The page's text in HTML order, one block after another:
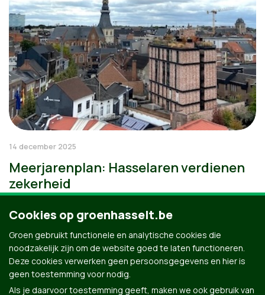
14 december 2025
Meerjarenplan: Hasselaren verdienen
zekerheid
Cookies op groenhasselt.be
Groen gebruikt functionele en analytische cookies die
noodzakelijk zijn om de website goed te laten functioneren.
Deze cookies verwerken geen persoonsgegevens en hier is
geen toestemming voor nodig.
Als je daarvoor toestemming geeft, maken we ook gebruik van